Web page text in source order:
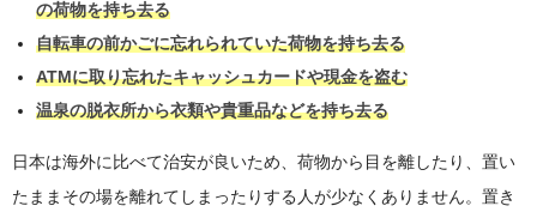
の荷物を持ち去る
自転車の前かごに忘れられていた荷物を持ち去る
ATMに取り忘れたキャッシュカードや現金を盗む
温泉の脱衣所から衣類や貴重品などを持ち去る
日本は海外に比べて治安が良いため、荷物から目を離したり、置い
たままその場を離れてしまったりする人が少なくありません。置き